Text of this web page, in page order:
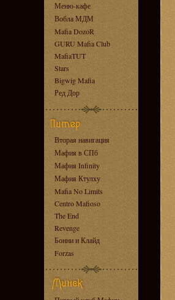
Меню-кафе
Вобла МДМ
Mafia DozoR
GURU Mafia Club
MafiaTUT
Stars
Bigwig Mafia
Ред Дор
Вторая навигация
Мафия в СПб
Мафия Infinity
Мафия Ктулху
Mafia No Limits
Centro Mafioso
The End
Revenge
Бонни и Клайд
Forzas